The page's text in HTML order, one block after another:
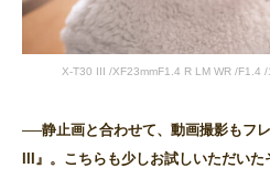
X-T30 III /XF23mmF1.4 R LM WR /F1.4
──静止画と合わせて、動画撮影もフ
III』。こちらも少しお試しいただいた